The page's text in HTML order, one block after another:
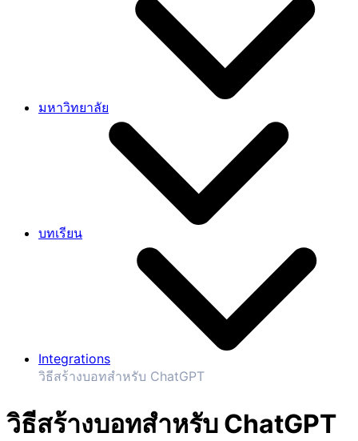
มหาวิทยาลัย
บทเรียน
Integrations
วิธีสร้างบอทสำหรับ ChatGPT
วิธีสร้างบอทสำหรับ ChatGPT